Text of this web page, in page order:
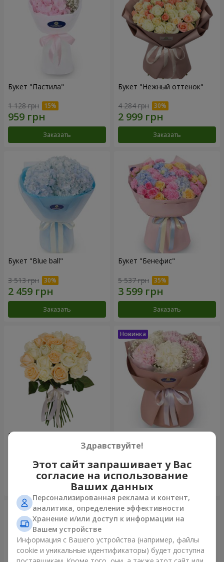
Букет "Пастила"
1 128 грн
Заказать
Букет "Нежный оттенок"
4 284 грн
Заказать
Букет "Blue ball"
3 513 грн
Заказать
Букет "Бенефис"
5 537 грн
Заказать
Микс “Нежность” из 21 розы
Здравствуйте!
Этот сайт запрашивает у Вас
согласие на использование
Ваших данных
Персонализированная реклама и контент,
аналитика, определение эффективности
Хранение и/или доступ к информации на
Вашем устройстве
Информация с Вашего устройства (например, файлы
cookie и уникальные идентификаторы) будет доступна